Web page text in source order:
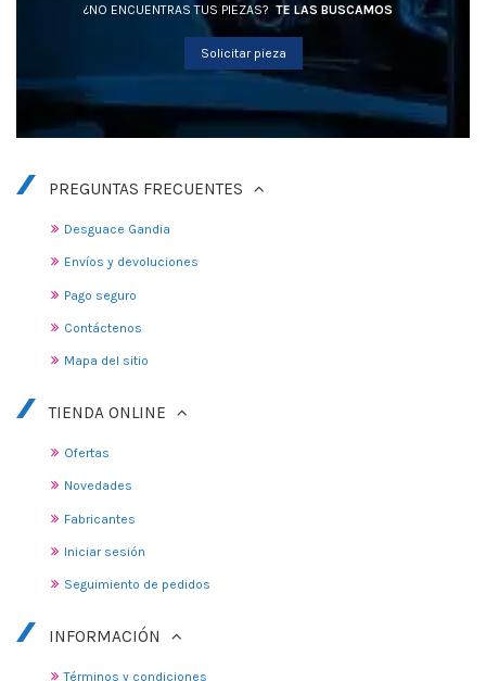
¿NO ENCUENTRAS TUS PIEZAS? TE LAS BUSCAMOS
Solicitar pieza
PREGUNTAS FRECUENTES
Desguace Gandia
Envíos y devoluciones
Pago seguro
Contáctenos
Mapa del sitio
TIENDA ONLINE
Ofertas
Novedades
Fabricantes
Iniciar sesión
Seguimiento de pedidos
INFORMACIÓN
Términos y condiciones